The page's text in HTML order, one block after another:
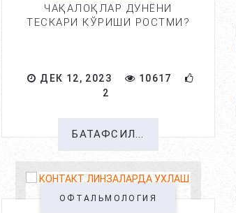
ЧАҚАЛОҚЛАР ДУНЁНИ
ТЕСКАРИ КЎРИШИ РОСТМИ?
ДЕК 12, 2023
10617
2
БАТАФСИЛ...
ОФТАЛЬМОЛОГИЯ